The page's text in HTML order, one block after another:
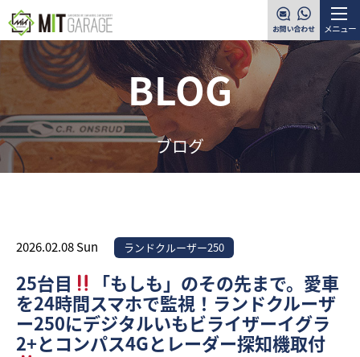
メニュー
BLOG
ブログ
2026.02.08 Sun ランドクルーザー250
25台目 「もしも」のその先まで。愛車
を24時間スマホで監視！ランドクルーザ
ー250にデジタルいもビライザーイグラ
2+とコンパス4Gとレーダー探知機取付